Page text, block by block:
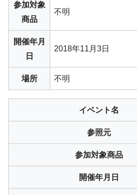
参加対象
商品
不明
開催年月
日
2018年11月3日
場所 不明
イベント名
参照元
参加対象商品
開催年月日